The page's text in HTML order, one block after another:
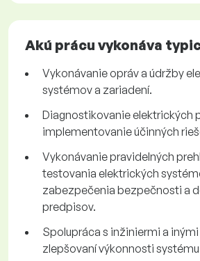
Akú prácu vykonáva
Vykonávanie opráv a údržby
systémov a zariadení.
Diagnostikovanie elektrických
implementovanie účinných
Vykonávanie pravidelných
testovania elektrických
zabezpečenia bezpečnosti a
predpisov.
Spolupráca s inžiniermi a
zlepšovaní výkonnosti